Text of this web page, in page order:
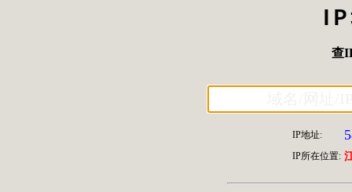
查
IP地址:
IP所在位置: